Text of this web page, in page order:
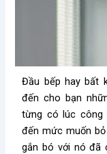
Đầu bếp hay bất
đến cho bạn
từng có lúc công
đến mức muốn
gắn bó với nó đã